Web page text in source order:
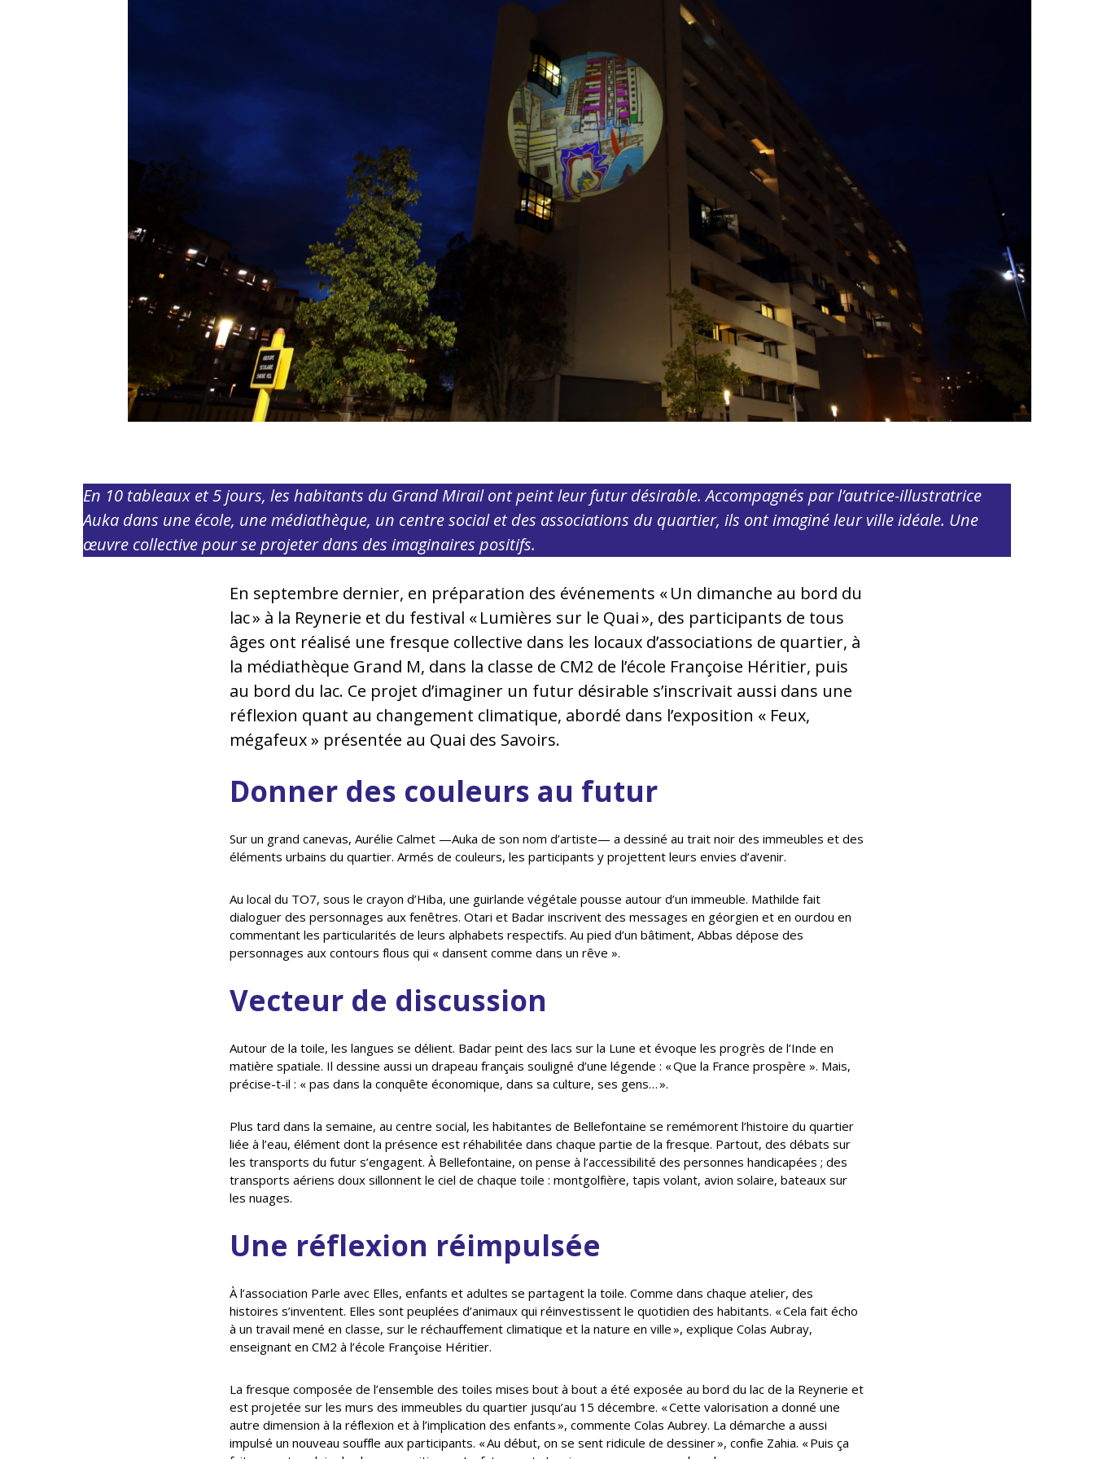
En 10 tableaux et 5 jours, les habitants du Grand Mirail ont peint leur futur désirable. Accompagnés par l’autrice-illustratrice
Auka dans une école, une médiathèque, un centre social et des associations du quartier, ils ont imaginé leur ville idéale. Une
œuvre collective pour se projeter dans des imaginaires positifs.
En septembre dernier, en préparation des événements « Un dimanche au bord du
lac » à la Reynerie et du festival « Lumières sur le Quai », des participants de tous
âges ont réalisé une fresque collective dans les locaux d’associations de quartier, à
la médiathèque Grand M, dans la classe de CM2 de l’école Françoise Héritier, puis
au bord du lac. Ce projet d’imaginer un futur désirable s’inscrivait aussi dans une
réflexion quant au changement climatique, abordé dans l’exposition « Feux,
mégafeux » présentée au Quai des Savoirs.
Donner des couleurs au futur
Sur un grand canevas, Aurélie Calmet —Auka de son nom d’artiste— a dessiné au trait noir des immeubles et des
éléments urbains du quartier. Armés de couleurs, les participants y projettent leurs envies d’avenir.
Au local du TO7, sous le crayon d’Hiba, une guirlande végétale pousse autour d’un immeuble. Mathilde fait
dialoguer des personnages aux fenêtres. Otari et Badar inscrivent des messages en géorgien et en ourdou en
commentant les particularités de leurs alphabets respectifs. Au pied d’un bâtiment, Abbas dépose des
personnages aux contours flous qui « dansent comme dans un rêve ».
Vecteur de discussion
Autour de la toile, les langues se délient. Badar peint des lacs sur la Lune et évoque les progrès de l’Inde en
matière spatiale. Il dessine aussi un drapeau français souligné d’une légende : « Que la France prospère ». Mais,
précise-t-il : « pas dans la conquête économique, dans sa culture, ses gens… ».
Plus tard dans la semaine, au centre social, les habitantes de Bellefontaine se remémorent l’histoire du quartier
liée à l’eau, élément dont la présence est réhabilitée dans chaque partie de la fresque. Partout, des débats sur
les transports du futur s’engagent. À Bellefontaine, on pense à l’accessibilité des personnes handicapées ; des
transports aériens doux sillonnent le ciel de chaque toile : montgolfière, tapis volant, avion solaire, bateaux sur
les nuages.
Une réflexion réimpulsée
À l’association Parle avec Elles, enfants et adultes se partagent la toile. Comme dans chaque atelier, des
histoires s’inventent. Elles sont peuplées d’animaux qui réinvestissent le quotidien des habitants. « Cela fait écho
à un travail mené en classe, sur le réchauffement climatique et la nature en ville », explique Colas Aubray,
enseignant en CM2 à l’école Françoise Héritier.
La fresque composée de l’ensemble des toiles mises bout à bout a été exposée au bord du lac de la Reynerie et
est projetée sur les murs des immeubles du quartier jusqu’au 15 décembre. « Cette valorisation a donné une
autre dimension à la réflexion et à l’implication des enfants », commente Colas Aubrey. La démarche a aussi
impulsé un nouveau souffle aux participants. « Au début, on se sent ridicule de dessiner », confie Zahia. « Puis ça